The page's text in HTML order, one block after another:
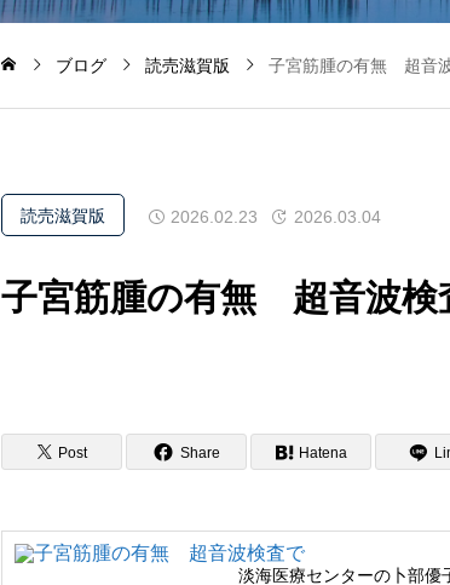
ブログ 読売滋賀版 子宮筋腫の有無 超音
読売滋賀版 2026.02.23 2026.03.04
子宮筋腫の有無 超音波検
Post Share Hatena
淡海医療センターの卜部優